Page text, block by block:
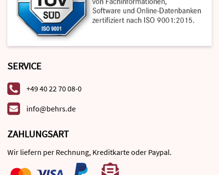
SERVICE
+49 40 22 70 08-0
info@behrs.de
ZAHLUNGSART
Wir liefern per Rechnung, Kreditkarte oder Paypal.